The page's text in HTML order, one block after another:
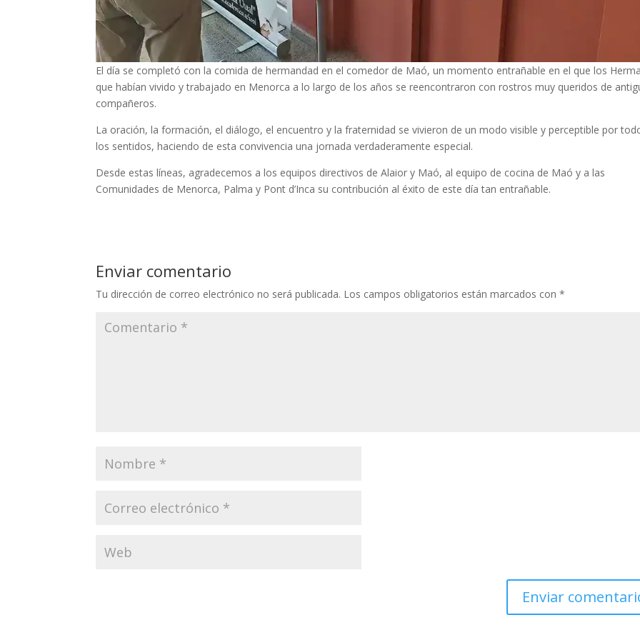
El día se completó con la comida de hermandad en el comedor de Maó, un momento entrañable en el que los
que habían vivido y trabajado en Menorca a lo largo de los años se reencontraron con rostros muy queridos de
compañeros.
La oración, la formación, el diálogo, el encuentro y la fraternidad se vivieron de un modo visible y perceptible por
los sentidos, haciendo de esta convivencia una jornada verdaderamente especial.
Desde estas líneas, agradecemos a los equipos directivos de Alaior y Maó, al equipo de cocina de Maó y a las
Comunidades de Menorca, Palma y Pont d’Inca su contribución al éxito de este día tan entrañable.
Enviar comentario
Tu dirección de correo electrónico no será publicada. Los campos obligatorios están marcados con*